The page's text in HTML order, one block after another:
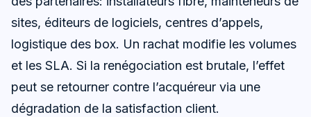
sites, éditeurs de logiciels, centres d’appels,
logistique des box. Un rachat modifie les volumes
et les SLA. Si la renégociation est brutale, l’effet
peut se retourner contre l’acquéreur via une
dégradation de la satisfaction client.